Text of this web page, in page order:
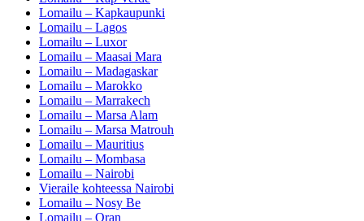
Lomailu – Kapkaupunki
Lomailu – Lagos
Lomailu – Luxor
Lomailu – Maasai Mara
Lomailu – Madagaskar
Lomailu – Marokko
Lomailu – Marrakech
Lomailu – Marsa Alam
Lomailu – Marsa Matrouh
Lomailu – Mauritius
Lomailu – Mombasa
Lomailu – Nairobi
Vieraile kohteessa Nairobi
Lomailu – Nosy Be
Lomailu – Oran